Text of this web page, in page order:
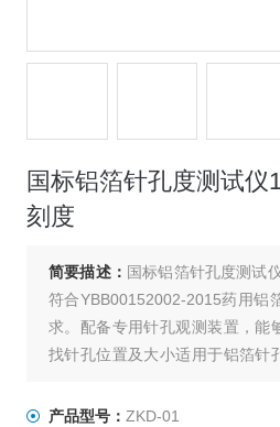
国标铝箔针孔度测试仪
刻度
简要描述： 国标铝箔针孔度测试
符合YBB00152002-2015药用铝
求。配备专用针孔观测装置，能
找针孔位置及大小适用于铝箔针
产品型号： ZKD-01